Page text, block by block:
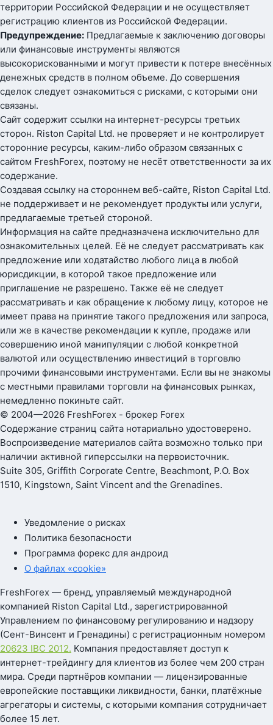
территории Российской Федерации и не осуществляет
регистрацию клиентов из Российской Федерации.
Предупреждение: Предлагаемые к заключению договоры
или финансовые инструменты являются
высокорискованными и могут привести к потере внесённых
денежных средств в полном объеме. До совершения
сделок следует ознакомиться с рисками, с которыми они
связаны.
Сайт содержит ссылки на интернет-ресурсы третьих
сторон. Riston Capital Ltd. не проверяет и не контролирует
сторонние ресурсы, каким-либо образом связанных с
сайтом FreshForex, поэтому не несёт ответственности за их
содержание.
Создавая ссылку на стороннем веб-сайте, Riston Capital Ltd.
не поддерживает и не рекомендует продукты или услуги,
предлагаемые третьей стороной.
Информация на сайте предназначена исключительно для
ознакомительных целей. Её не следует рассматривать как
предложение или ходатайство любого лица в любой
юрисдикции, в которой такое предложение или
приглашение не разрешено. Также её не следует
рассматривать и как обращение к любому лицу, которое не
имеет права на принятие такого предложения или запроса,
или же в качестве рекомендации к купле, продаже или
совершению иной манипуляции с любой конкретной
валютой или осуществлению инвестиций в торговлю
прочими финансовыми инструментами. Если вы не знакомы
с местными правилами торговли на финансовых рынках,
немедленно покиньте сайт.
© 2004—2026 FreshForex - брокер Forex
Содержание страниц сайта нотариально удостоверено.
Воспроизведение материалов сайта возможно только при
наличии активной гиперссылки на первоисточник.
Suite 305, Griffith Corporate Centre, Beachmont, P.O. Box
1510, Kingstown, Saint Vincent and the Grenadines.
Уведомление о рисках
Политика безопасности
Программа форекс для андроид
О файлах «cookie»
FreshForex — бренд, управляемый международной
компанией Riston Capital Ltd., зарегистрированной
Управлением по финансовому регулированию и надзору
(Сент-Винсент и Гренадины) с регистрационным номером
20623 IBC 2012. Компания предоставляет доступ к
интернет-трейдингу для клиентов из более чем 200 стран
мира. Среди партнёров компании — лицензированные
европейские поставщики ликвидности, банки, платёжные
агрегаторы и системы, с которыми компания сотрудничает
более 15 лет.